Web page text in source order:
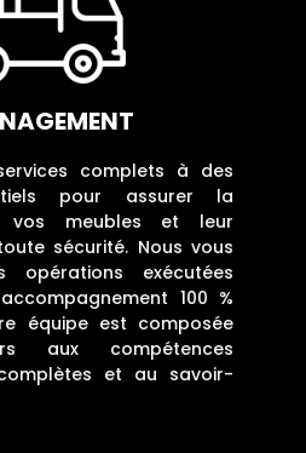
complets à des
pour assurer la
vos meubles et leur
sécurité. Nous vous
opérations exécutées
100 %
équipe est composée
aux compétences
et au savoir-